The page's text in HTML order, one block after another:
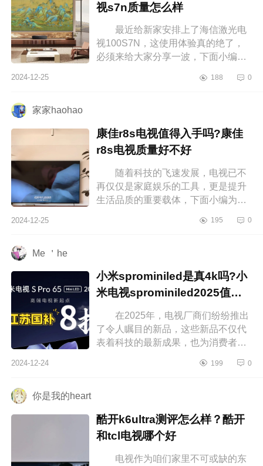
视s7n质量怎么样
最近给新家安排上了海信激光电
视100S7N，这使用体验真的绝了，
必须来给大家分享一波，下面小编为
激光电视s7n质量怎么样 海信激光
2024-12-25 188 0
家家haohao
康佳r8s电视值得入手吗?康佳
r8s电视质量好不好
随着科技的飞速发展，电视已不
再仅仅是家庭娱乐的工具，更是提升
生活品质的重要载体，下面小编为大
佳r8s电视质量好不好 康佳r8s电...
2024-12-25 195 0
Me ＇he
小米sprominiled是真4k吗?小
米电视sprominiled2025值得
入手吗
在2025年，电视厂商们纷纷推出
了令人瞩目的新品，这些新品不仅代
表着科技的最新成果，也为消费者带
绍下小米sprominiled是真4k吗?小米...
2024-12-24 199 0
你是我的heart
酷开k6ultra测评怎么样？酷开
和tcl电视哪个好
电视作为咱们家里不可或缺的东